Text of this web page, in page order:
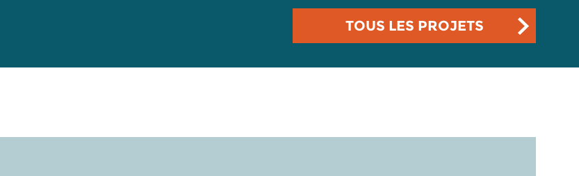
TOUS LES PROJETS